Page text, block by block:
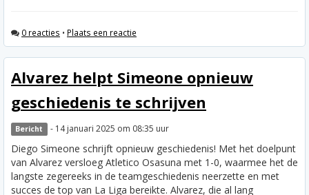
0 reacties • Plaats een reactie
Alvarez helpt Simeone opnieuw
geschiedenis te schrijven
Bericht - 14 januari 2025 om 08:35 uur
Diego Simeone schrijft opnieuw geschiedenis! Met het doelpunt
van Alvarez versloeg Atletico Osasuna met 1-0, waarmee het de
langste zegereeks in de teamgeschiedenis neerzette en met
succes de top van La Liga bereikte. Alvarez, die al lang